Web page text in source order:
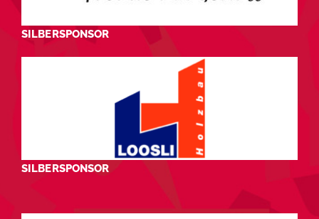
SILBERSPONSOR
SILBERSPONSOR